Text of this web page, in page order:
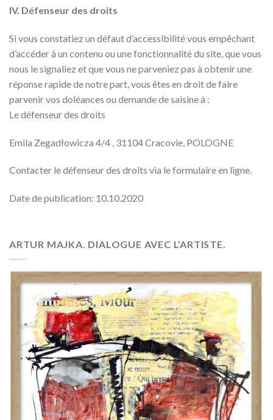
IV. Défenseur des droits
Si vous constatiez un défaut d’accessibilité vous empêchant
d’accéder à un contenu ou une fonctionnalité du site, que vous
nous le signaliez et que vous ne parveniez pas à obtenir une
réponse rapide de notre part, vous êtes en droit de faire
parvenir vos doléances ou demande de saisine à :
Le défenseur des droits
Emila Zegadłowicza 4/4 , 31104 Cracovie, POLOGNE
Contacter le défenseur des droits via le formulaire en ligne.
Date de publication: 10.10.2020
ARTUR MAJKA. DIALOGUE AVEC L’ARTISTE.